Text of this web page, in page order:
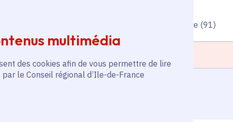
multimédia
des cookies afin de vous permettre de lire
le Conseil régional d’Ile-de-France
Villemoisson-sur-Orge (91)